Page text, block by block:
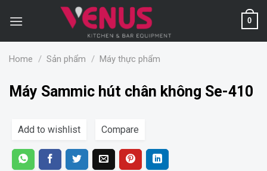
0
Home / Sản phẩm / Máy thực phẩm
Máy Sammic hút chân không Se-410
Add to wishlist Compare